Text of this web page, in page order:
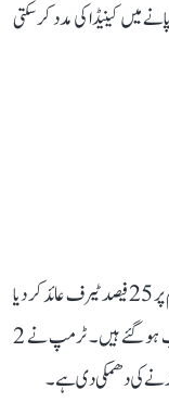
میں کینیڈا کی مدد کر سکتی
امریکی صدر ڈونالڈ ٹرمپ نے کینیڈین اسٹیل اور ایلومینیم پر 25 فیصد ٹیرف عائد کر دیا
ہے جس سے کینیڈا اور امریکہ کے تجارتی تعلقات خراب ہو گئے ہیں۔ ٹرمپ نے 2
کی دھمکی دی ہے۔